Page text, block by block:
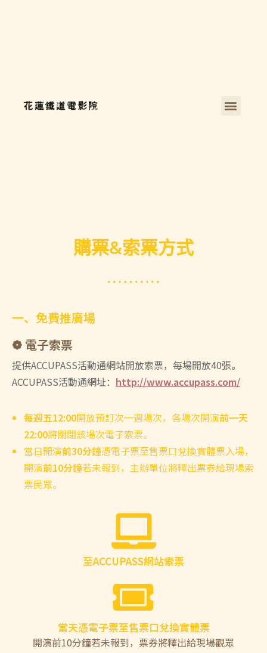
購票&索票方式
一、免費推廣場
❁ 電子索票
提供ACCUPASS活動通網站開放索票，每場開放40張。
ACCUPASS活動通網址： http://www.accupass.com/
每週五12:00開放預訂次一週場次，各場次開演前一天
22:00將關閉該場次電子索票。
當日開演前30分鐘憑電子票至售票口兌換實體票入場，
開演前10分鐘若未報到，主辦單位將釋出票券給現場索
票民眾。
至ACCUPASS網站索票
當天憑電子票至售票口兌換實體票
開演前10分鐘若未報到，票券將釋出給現場觀眾